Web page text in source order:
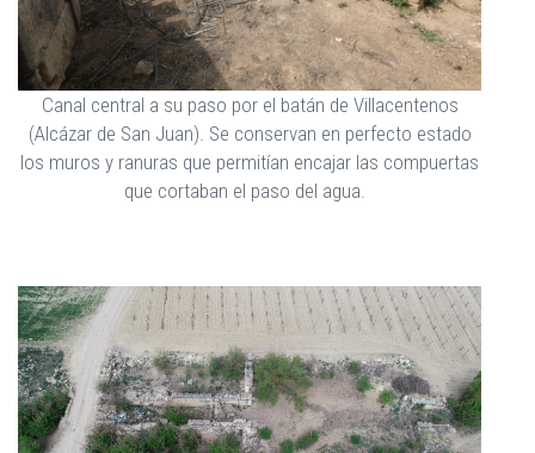
Canal central a su paso por el batán de Villacentenos
(Alcázar de San Juan). Se conservan en perfecto estado
los muros y ranuras que permitían encajar las compuertas
que cortaban el paso del agua.